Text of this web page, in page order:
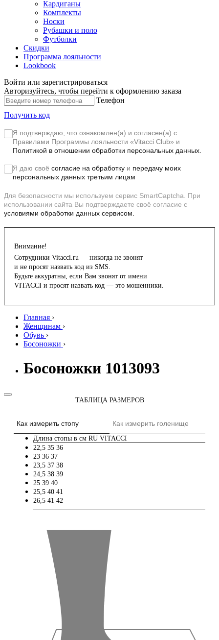
Кардиганы
Комплекты
Носки
Рубашки и поло
Футболки
Скидки
Программа лояльности
Lookbook
Войти или зарегистрироваться
Авторизуйтесь, чтобы перейти к оформлению заказа
Телефон
Получить код
Я подтверждаю, что ознакомлен(а) и согласен(а) с
Правилами Программы лояльности «Vitacci Club» и
Политикой в отношении обработки персональных данных.
Я даю своё согласие на обработку и передачу моих
персональных данных третьим лицам
Для безопасности мы используем сервис SmartCaptcha. При
использовании сайта Вы подтверждаете своё согласие с
условиями обработки данных сервисом.
Внимание!
Сотрудники Vitacci.ru — никогда не звонят
и не просят назвать код из SMS.
Будьте аккуратны, если Вам звонят от имени
VITACCI и просят назвать код — это мошенники.
Главная ›
Женщинам ›
Обувь ›
Босоножки ›
Босоножки 1013093
ТАБЛИЦА РАЗМЕРОВ
Как измерить стопу Как измерить голенище
Длина стопы в см RU VITACCI
22,5 35 36
23 36 37
23,5 37 38
24,5 38 39
25 39 40
25,5 40 41
26,5 41 42